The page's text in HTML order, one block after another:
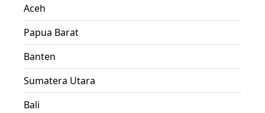
Aceh
Papua Barat
Banten
Sumatera Utara
Bali